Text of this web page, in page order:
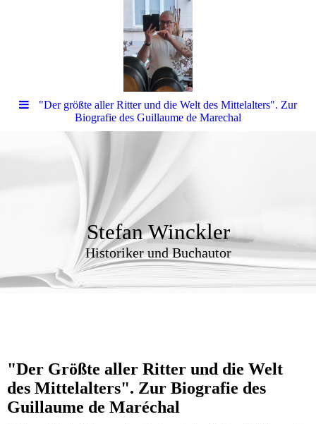
"Der größte aller Ritter und die Welt des Mittelalters". Zur
Biografie des Guillaume de Marechal
Stefan Winckler
Historiker und Buchautor
"Der Größte aller Ritter und die Welt
des Mittelalters". Zur Biografie des
Guillaume de Maréchal